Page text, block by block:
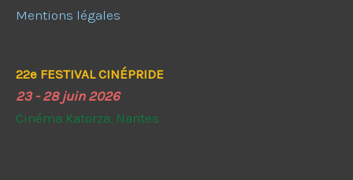
Mentions légales
22e FESTIVAL CINÉPRIDE
23 - 28 juin 2026
Cinéma Katorza, Nantes